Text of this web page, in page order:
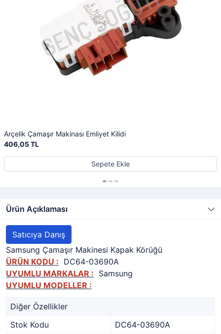
Arçelik Çamaşır Makinası Emliyet Kilidi
406,05 TL
Sepete Ekle
Ürün Açıklaması
Satıcıya Danış
Samsung Çamaşır Makinesi Kapak Körüğü
ÜRÜN KODU : DC64-03690A
UYUMLU MARKALAR : Samsung
UYUMLU MODELLER :
Diğer Özellikler
Stok Kodu
DC64-03690A